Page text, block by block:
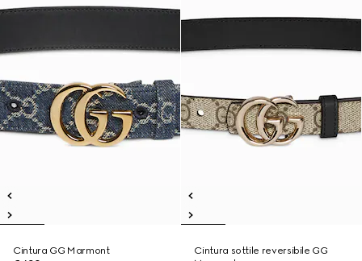
Cintura GG Marmont
Cintura sottile reversibile GG